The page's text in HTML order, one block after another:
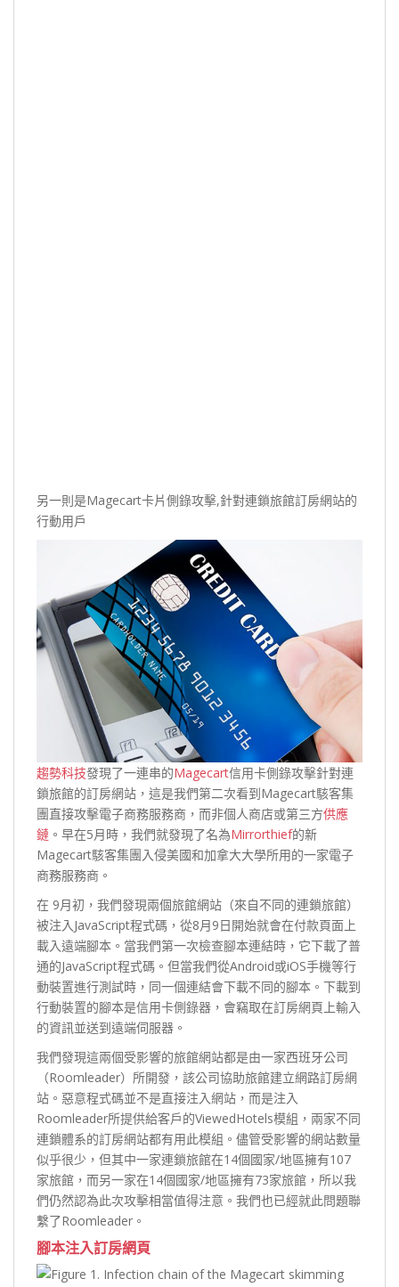
另一則是Magecart卡片側錄攻擊,針對連鎖旅館訂房網站的
行動用戶
趨勢科技發現了一連串的Magecart信用卡側錄攻擊針對連
鎖旅館的訂房網站，這是我們第二次看到Magecart駭客集
團直接攻擊電子商務服務商，而非個人商店或第三方供應
鏈 。早在5月時，我們就發現了名為Mirrorthief的新
Magecart駭客集團入侵美國和加拿大大學所用的一家電子
商務服務商。
在 9月初，我們發現兩個旅館網站（來自不同的連鎖旅館）
被注入JavaScript程式碼，從8月9日開始就會在付款頁面上
載入遠端腳本。當我們第一次檢查腳本連結時，它下載了普
通的JavaScript程式碼。但當我們從Android或iOS手機等行
動裝置進行測試時，同一個連結會下載不同的腳本。下載到
行動裝置的腳本是信用卡側錄器，會竊取在訂房網頁上輸入
的資訊並送到遠端伺服器。
我們發現這兩個受影響的旅館網站都是由一家西班牙公司
（Roomleader）所開發，該公司協助旅館建立網路訂房網
站。惡意程式碼並不是直接注入網站，而是注入
Roomleader所提供給客戶的ViewedHotels模組，兩家不同
連鎖體系的訂房網站都有用此模組。儘管受影響的網站數量
似乎很少，但其中一家連鎖旅館在14個國家/地區擁有107
家旅館，而另一家在14個國家/地區擁有73家旅館，所以我
們仍然認為此次攻擊相當值得注意。我們也已經就此問題聯
繫了Roomleader。
腳本注入訂房網頁